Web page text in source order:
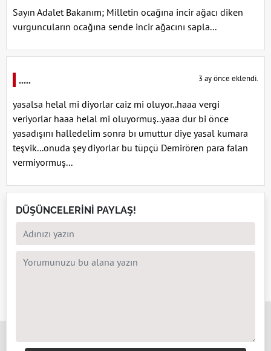
Sayın Adalet Bakanım; Milletin ocağına incir ağacı diken
vurguncuların ocağına sende incir ağacını sapla...
..... 3 ay önce eklendi.
yasalsa helal mi diyorlar caiz mi oluyor..haaa vergi
veriyorlar haaa helal mi oluyormuş..yaaa dur bi önce
yasadışını halledelim sonra bı umuttur diye yasal kumara
teşvik...onuda şey diyorlar bu tüpçü Demirören para falan
vermiyormuş...
DÜŞÜNCELERİNİ PAYLAŞ!